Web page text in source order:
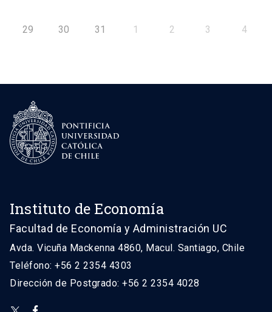
29 30 31 1 2 3 4
Instituto de Economía
Facultad de Economía y Administración UC
Avda. Vicuña Mackenna 4860, Macul. Santiago, Chile
Teléfono: +56 2 2354 4303
Dirección de Postgrado: +56 2 2354 4028